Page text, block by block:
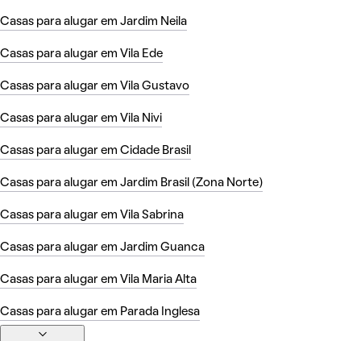
Casas para alugar em Jardim Neila
Casas para alugar em Vila Ede
Casas para alugar em Vila Gustavo
Casas para alugar em Vila Nivi
Casas para alugar em Cidade Brasil
Casas para alugar em Jardim Brasil (Zona Norte)
Casas para alugar em Vila Sabrina
Casas para alugar em Jardim Guanca
Casas para alugar em Vila Maria Alta
Casas para alugar em Parada Inglesa